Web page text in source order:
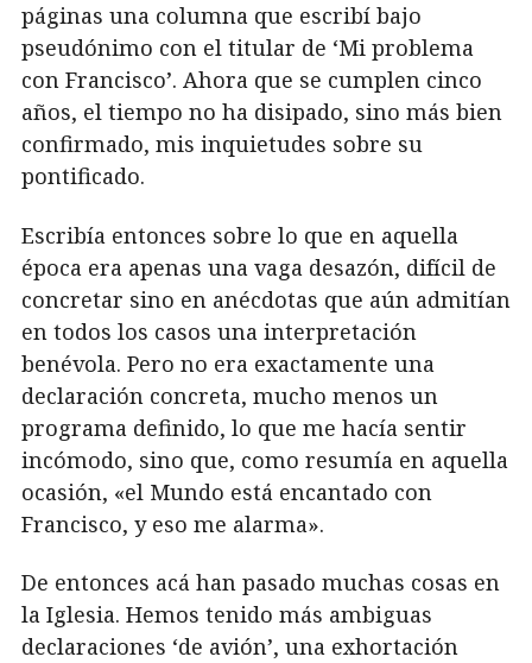
páginas una columna que escribí bajo
pseudónimo con el titular de ‘Mi problema
con Francisco’. Ahora que se cumplen cinco
años, el tiempo no ha disipado, sino más bien
confirmado, mis inquietudes sobre su
pontificado.
Escribía entonces sobre lo que en aquella
época era apenas una vaga desazón, difícil de
concretar sino en anécdotas que aún admitían
en todos los casos una interpretación
benévola. Pero no era exactamente una
declaración concreta, mucho menos un
programa definido, lo que me hacía sentir
incómodo, sino que, como resumía en aquella
ocasión, «el Mundo está encantado con
Francisco, y eso me alarma».
De entonces acá han pasado muchas cosas en
la Iglesia. Hemos tenido más ambiguas
declaraciones ‘de avión’, una exhortación